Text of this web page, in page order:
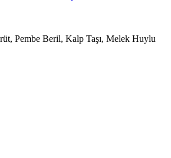
Pembe Beril, Kalp Taşı, Melek Huylu